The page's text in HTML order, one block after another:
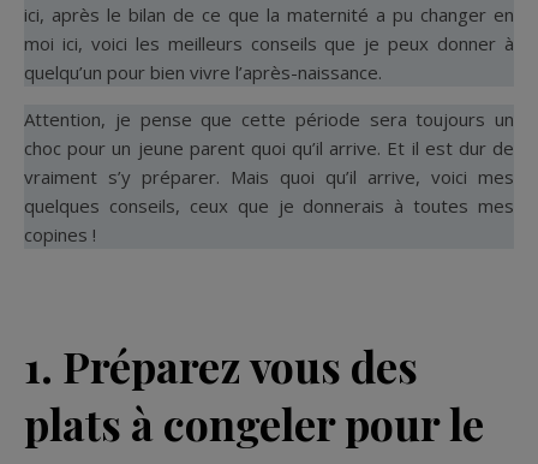
ici, après le bilan de ce que la maternité a pu changer en
moi ici, voici les meilleurs conseils que je peux donner à
quelqu’un pour bien vivre l’après-naissance.
Attention, je pense que cette période sera toujours un
choc pour un jeune parent quoi qu’il arrive. Et il est dur de
vraiment s’y préparer. Mais quoi qu’il arrive, voici mes
quelques conseils, ceux que je donnerais à toutes mes
copines !
1. Préparez vous des
plats à congeler pour le